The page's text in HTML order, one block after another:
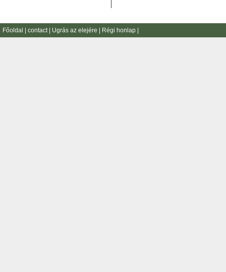
Főoldal | contact | Ugrás az elejére | Régi honlap |